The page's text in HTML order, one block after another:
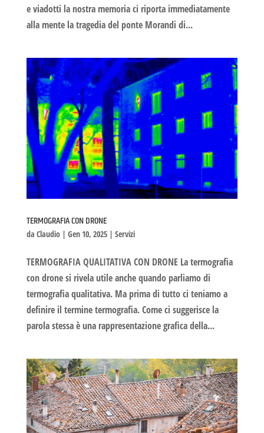
e viadotti la nostra memoria ci riporta immediatamente
alla mente la tragedia del ponte Morandi di...
TERMOGRAFIA CON DRONE
da Claudio| Gen 10, 2025| Servizi
TERMOGRAFIA QUALITATIVA CON DRONE La termografia
con drone si rivela utile anche quando parliamo di
termografia qualitativa. Ma prima di tutto ci teniamo a
definire il termine termografia. Come ci suggerisce la
parola stessa è una rappresentazione grafica della...